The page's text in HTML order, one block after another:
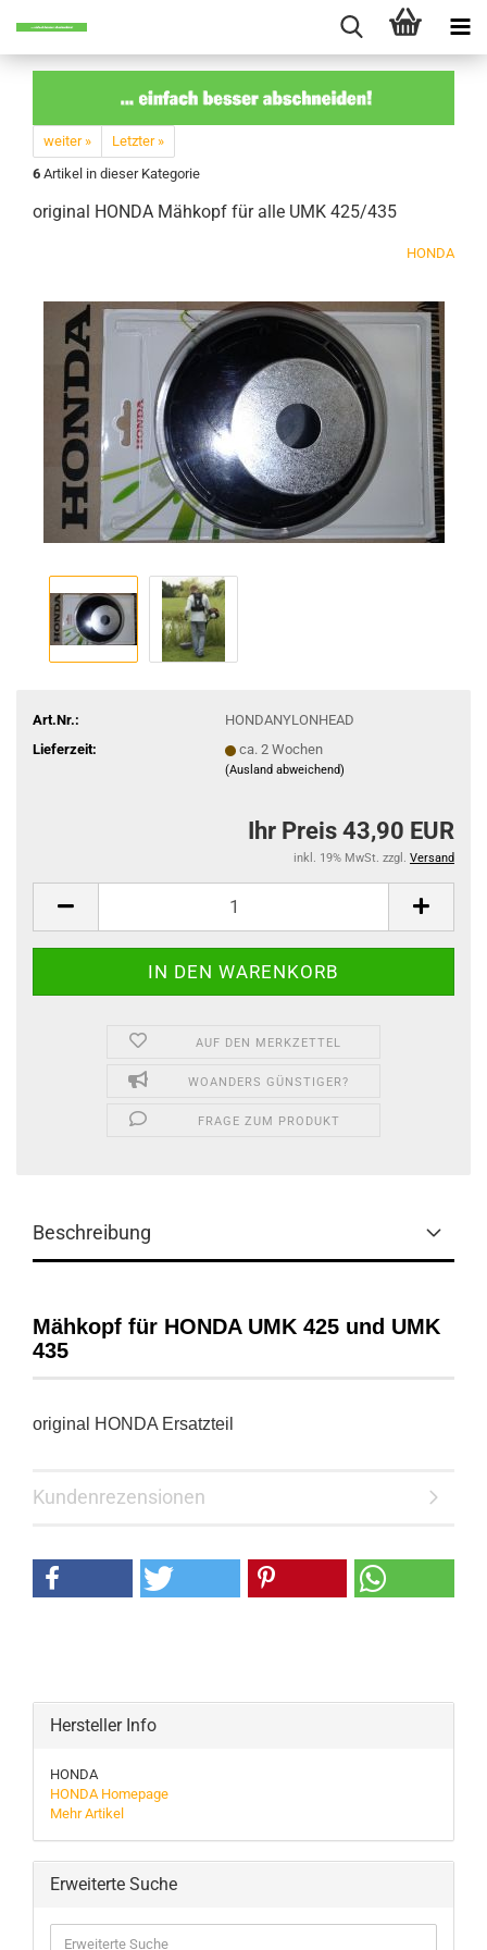
weiter »
Letzter »
6 Artikel in dieser Kategorie
ori­gi­nal HONDA Mäh­kopf für alle UMK 425/435
HONDA
Art.Nr.:
HONDANYLONHEAD
Lieferzeit:
ca. 2 Wochen
(Ausland abweichend)
Ihr Preis 43,90 EUR
inkl. 19% MwSt. zzgl. Versand
AUF DEN MERKZETTEL
WOANDERS GÜNSTIGER?
FRAGE ZUM PRODUKT
Beschreibung
Mähkopf für HONDA UMK 425 und UMK
435
original HONDA Ersatzteil
Kundenrezensionen
Hersteller Info
HONDA
HONDA Homepage
Mehr Artikel
Erweiterte Suche